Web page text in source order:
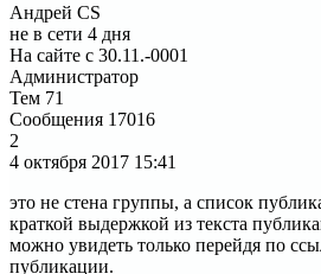
Андрей CS
не в сети 4 дня
На сайте с 30.11.-0001
Администратор
Тем 71
Сообщения 17016
2
4 октября 2017 15:41
это не стена группы, а список
краткой выдержкой из текста
можно увидеть только перейдя по
публикации.